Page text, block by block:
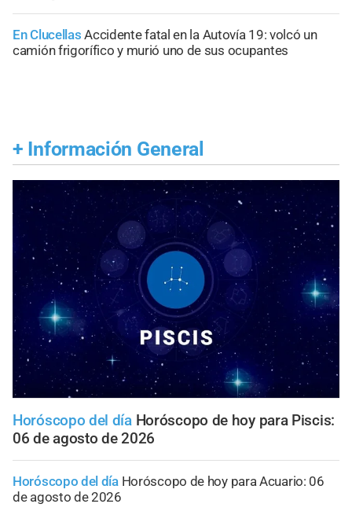
En Clucellas Accidente fatal en la Autovía 19: volcó un
camión frigorífico y murió uno de sus ocupantes
+ Información General
Horóscopo del día Horóscopo de hoy para Piscis:
06 de agosto de 2026
Horóscopo del día Horóscopo de hoy para Acuario: 06
de agosto de 2026